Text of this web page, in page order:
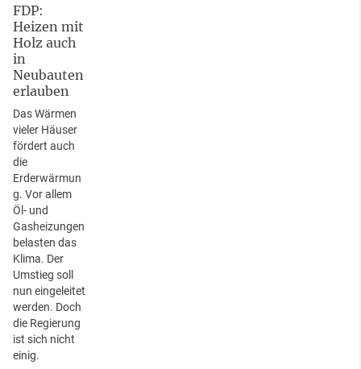
FDP:
Heizen mit
Holz auch
in
Neubauten
erlauben
Das Wärmen
vieler Häuser
fördert auch
die
Erderwärmun
g. Vor allem
Öl- und
Gasheizungen
belasten das
Klima. Der
Umstieg soll
nun eingeleitet
werden. Doch
die Regierung
ist sich nicht
einig.